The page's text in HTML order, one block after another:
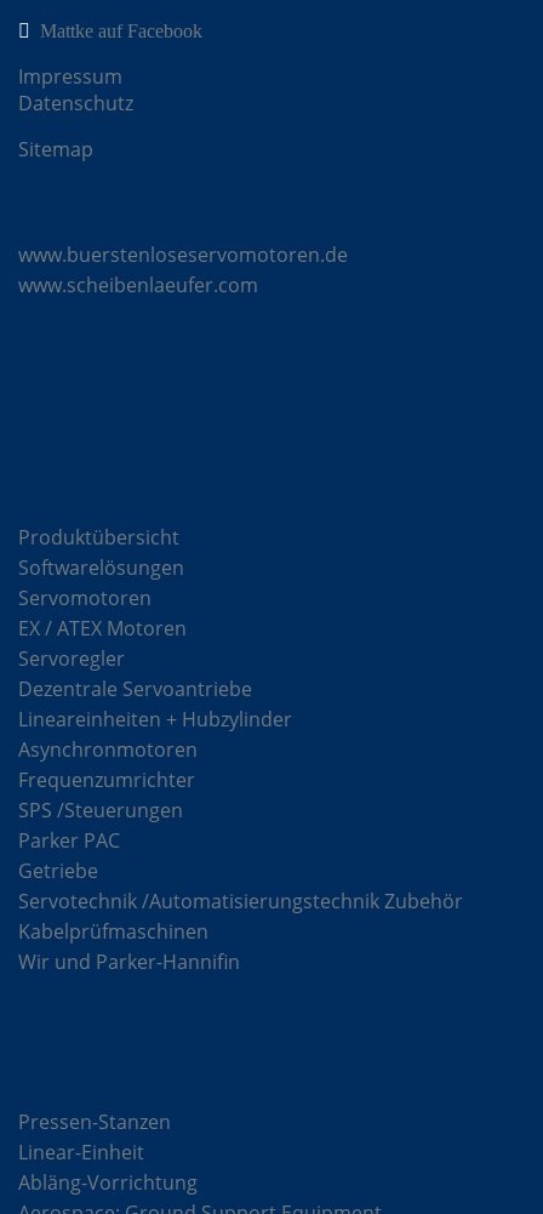
Mattke auf Facebook
Impressum
Datenschutz
Sitemap
www.buerstenloseservomotoren.de
www.scheibenlaeufer.com
Produktübersicht
Softwarelösungen
Servomotoren
EX / ATEX Motoren
Servoregler
Dezentrale Servoantriebe
Lineareinheiten + Hubzylinder
Asynchronmotoren
Frequenzumrichter
SPS /Steuerungen
Parker PAC
Getriebe
Servotechnik /Automatisierungstechnik Zubehör
Kabelprüfmaschinen
Wir und Parker-Hannifin
Pressen-Stanzen
Linear-Einheit
Abläng-Vorrichtung